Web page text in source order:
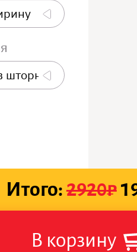
Итого:2920₽
В корзину